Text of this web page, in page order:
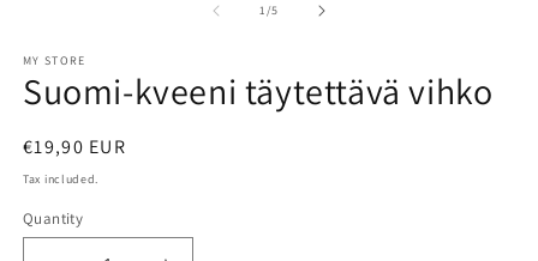
1/of
5
MY STORE
Suomi-kveeni täytettävä vihko
Regular
price
€19,90 EUR
Tax included.
Quantity